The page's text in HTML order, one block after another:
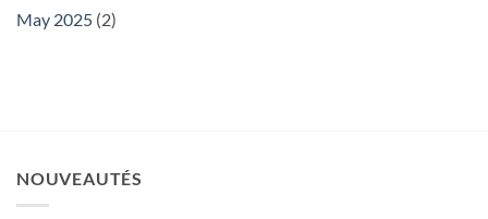
May 2025 (2)
NOUVEAUTÉS